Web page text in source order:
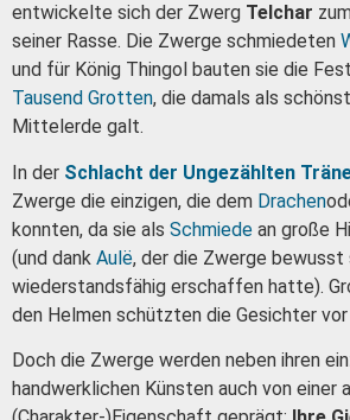
entwickelte sich der Zwerg Telchar
seiner Rasse. Die Zwerge schmiedeten
und für König Thingol bauten sie die
Tausend Grotten, die damals als
Mittelerde galt.
In der Schlacht der Ungezählten
Zwerge die einzigen, die dem Drachen
konnten, da sie als Schmiede an große
(und dank Aulë, der die Zwerge bewusst
wiederstandsfähig erschaffen hatte).
den Helmen schützten die Gesichter vor
Doch die Zwerge werden neben ihren
handwerklichen Künsten auch von einer